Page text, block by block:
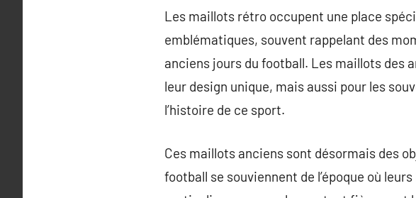
Les maillots rétro occupent une place
emblématiques, souvent rappelant des
anciens jours du football. Les maillots des
leur design unique, mais aussi pour les
l’histoire de ce sport.
Ces maillots anciens sont désormais des
football se souviennent de l’époque où